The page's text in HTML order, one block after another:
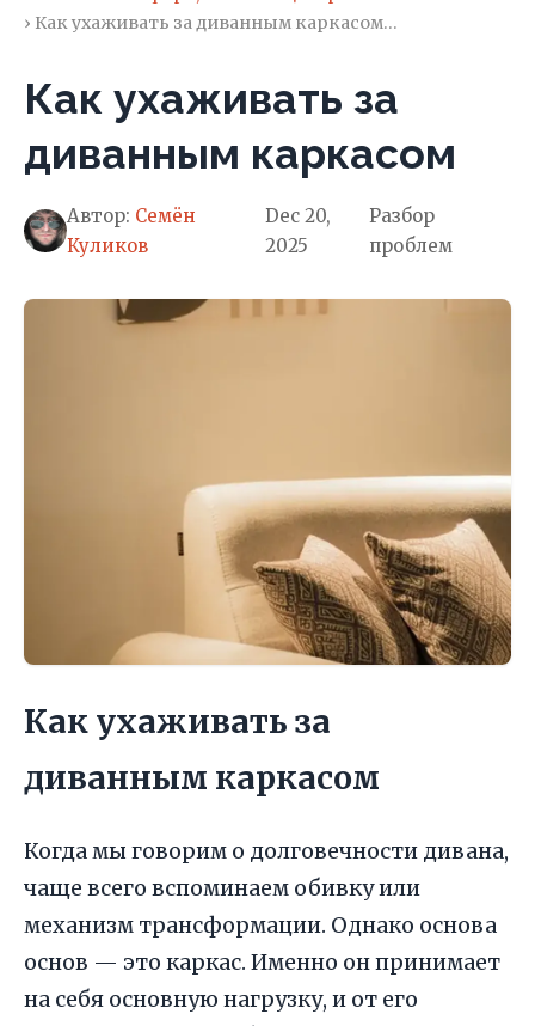
› Как ухаживать за диванным каркасом…
Как ухаживать за
диванным каркасом
Автор: Семён
Куликов
Dec 20,
2025
Разбор
проблем
Как ухаживать за
диванным каркасом
Когда мы говорим о долговечности дивана,
чаще всего вспоминаем обивку или
механизм трансформации. Однако основа
основ — это каркас. Именно он принимает
на себя основную нагрузку, и от его